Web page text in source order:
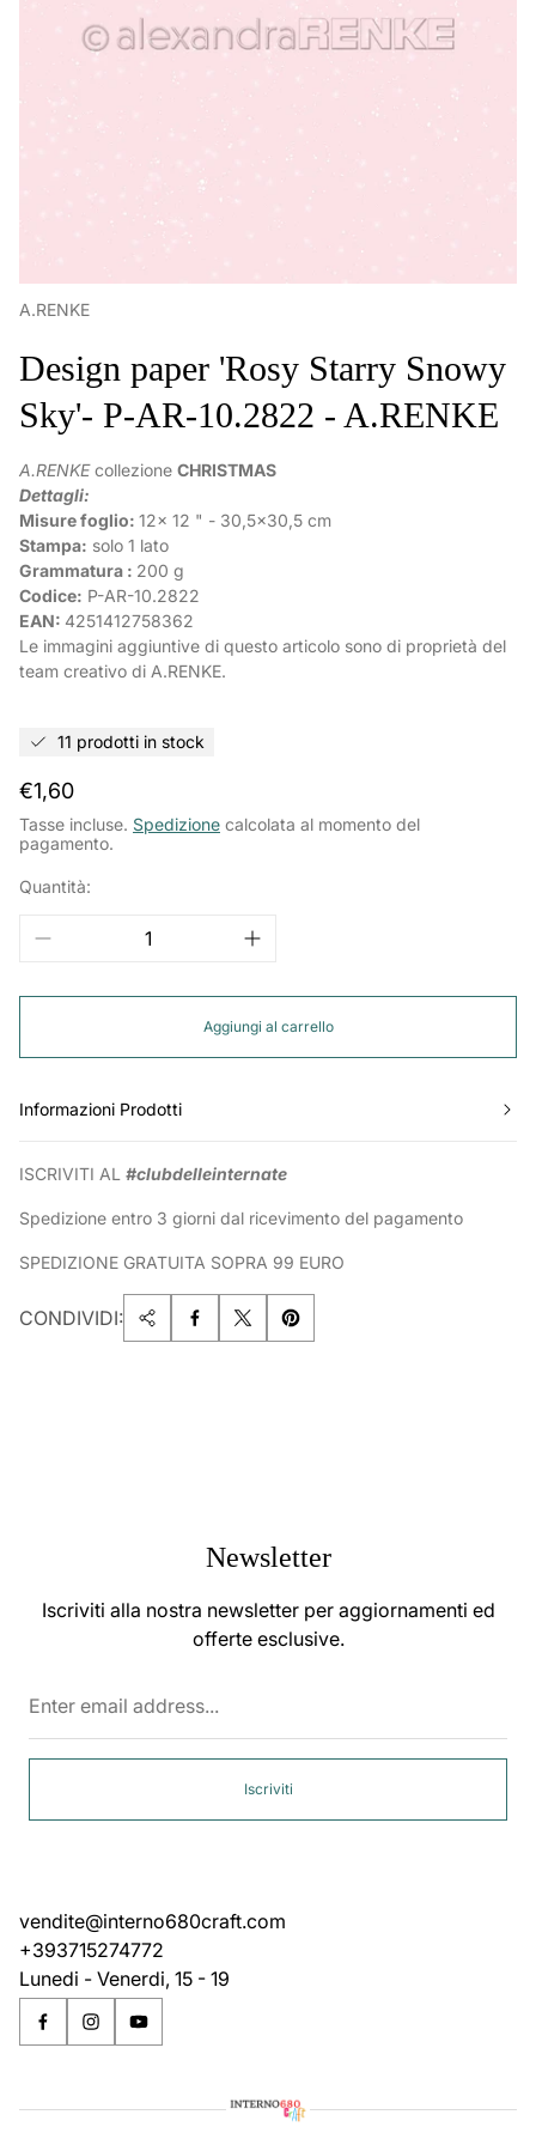
A.RENKE
Design paper 'Rosy Starry Snowy
Sky'- P-AR-10.2822 - A.RENKE
A.RENKEcollezione CHRISTMAS
Dettagli:
Misure foglio: 12x 12 " - 30,5x30,5 cm
Stampa: solo 1 lato
Grammatura : 200 g
Codice: P-AR-10.2822
EAN: 4251412758362
Le immagini aggiuntive di questo articolo sono di proprietà del
team creativo di A.RENKE.
11 prodotti in stock
Prezzo
normale
€1,60
Tasse incluse. Spedizione calcolata al momento del
pagamento.
Quantità:
Aggiungi al carrello
Informazioni Prodotti
ISCRIVITI AL #clubdelleinternate
Spedizione entro 3 giorni dal ricevimento del pagamento
SPEDIZIONE GRATUITA SOPRA 99 EURO
CONDIVIDI:
Newsletter
Iscriviti alla nostra newsletter per aggiornamenti ed
offerte esclusive.
Iscriviti
vendite@interno680craft.com
+393715274772
Lunedi - Venerdi, 15 - 19